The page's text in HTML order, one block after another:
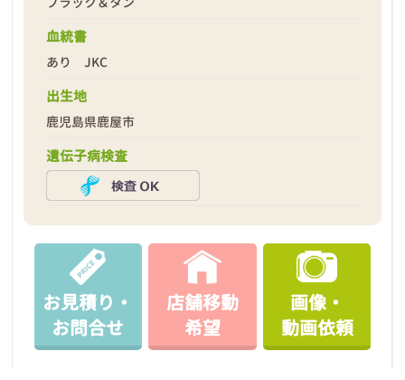
血統書
あり JKC
出生地
鹿児島県鹿屋市
遺伝子病検査
お見積り・
お問合せ
店舗移動
希望
画像・
動画依頼